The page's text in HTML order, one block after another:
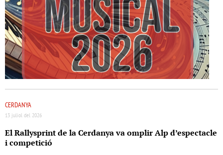
CERDANYA
13 juliol del 2026
El Rallysprint de la Cerdanya va omplir Alp d’espectacle
i competició